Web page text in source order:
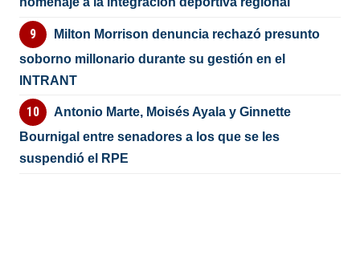
Milton Morrison denuncia rechazó presunto
soborno millonario durante su gestión en el
INTRANT
Antonio Marte, Moisés Ayala y Ginnette
Bournigal entre senadores a los que se les
suspendió el RPE